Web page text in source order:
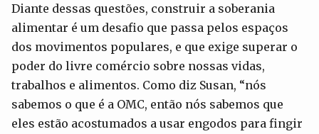
Diante dessas questões, construir a soberania
alimentar é um desafio que passa pelos espaços
dos movimentos populares, e que exige superar o
poder do livre comércio sobre nossas vidas,
trabalhos e alimentos. Como diz Susan, “nós
sabemos o que é a OMC, então nós sabemos que
eles estão acostumados a usar engodos para fingir